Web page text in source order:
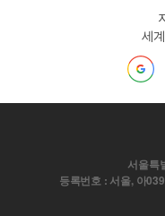
세
서울특
등록번호 : 서울, 아